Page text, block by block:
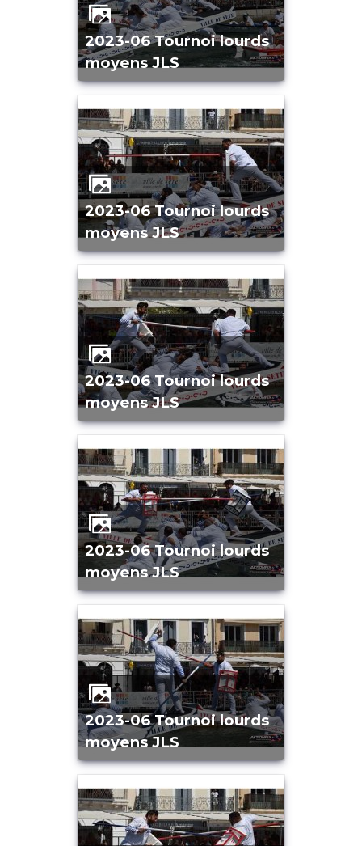
2023-06 Tournoi lourds
moyens JLS
2023-06 Tournoi lourds
moyens JLS
2023-06 Tournoi lourds
moyens JLS
2023-06 Tournoi lourds
moyens JLS
2023-06 Tournoi lourds
moyens JLS